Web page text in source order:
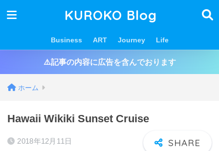
KUROKO Blog
Business ART Journey Life
⚠️記事の内容に広告を含んでおります
ホーム
Hawaii Wikiki Sunset Cruise
2018年12月11日